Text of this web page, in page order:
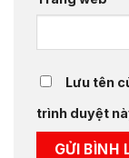
Lưu tên
trình duyệt